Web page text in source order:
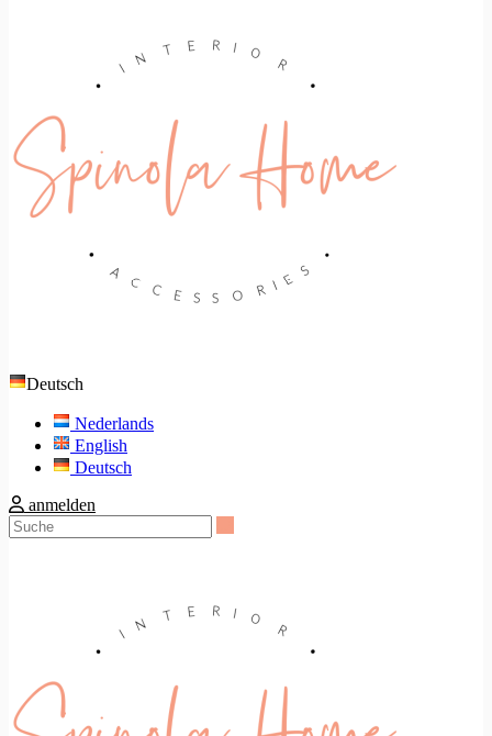
Deutsch
Nederlands
English
Deutsch
anmelden